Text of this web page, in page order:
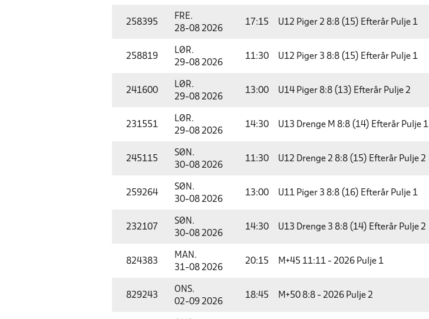
258395
FRE.
28-08 2026
17:15 U12 Piger 2 8:8 (15) Efterår Pulje 1
258819
LØR.
29-08 2026
11:30 U12 Piger 3 8:8 (15) Efterår Pulje 1
241600
LØR.
29-08 2026
13:00 U14 Piger 8:8 (13) Efterår Pulje 2
231551
LØR.
29-08 2026
14:30 U13 Drenge M 8:8 (14) Efterår Pulje 1
245115
SØN.
30-08 2026
11:30 U12 Drenge 2 8:8 (15) Efterår Pulje 2
259264
SØN.
30-08 2026
13:00 U11 Piger 3 8:8 (16) Efterår Pulje 1
232107
SØN.
30-08 2026
14:30 U13 Drenge 3 8:8 (14) Efterår Pulje 2
824383
MAN.
31-08 2026
20:15 M+45 11:11 - 2026 Pulje 1
829243
ONS.
02-09 2026
18:45 M+50 8:8 - 2026 Pulje 2